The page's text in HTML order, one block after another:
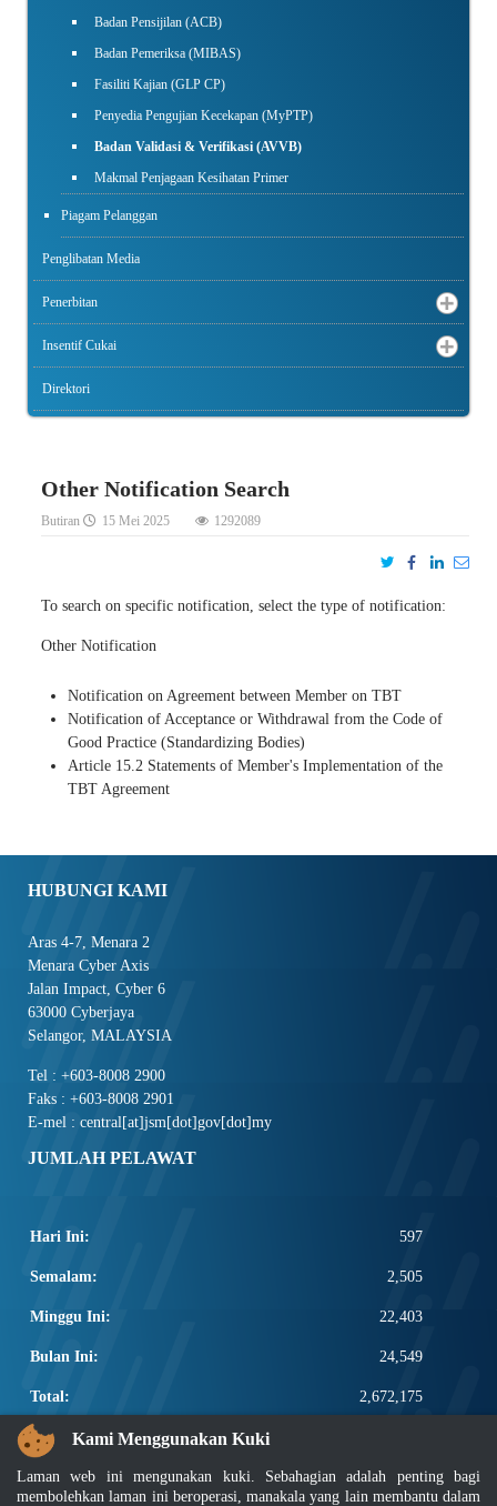
Badan Pensijilan (ACB)
Badan Pemeriksa (MIBAS)
Fasiliti Kajian (GLP CP)
Penyedia Pengujian Kecekapan (MyPTP)
Badan Validasi & Verifikasi (AVVB)
Makmal Penjagaan Kesihatan Primer
Piagam Pelanggan
Penglibatan Media
Penerbitan
Insentif Cukai
Direktori
Other Notification Search
Butiran 15 Mei 2025 1292089
To search on specific notification, select the type of notification:
Other Notification
Notification on Agreement between Member on TBT
Notification of Acceptance or Withdrawal from the Code of
Good Practice (Standardizing Bodies)
Article 15.2 Statements of Member's Implementation of the
TBT Agreement
HUBUNGI KAMI
Aras 4-7, Menara 2
Menara Cyber Axis
Jalan Impact, Cyber 6
63000 Cyberjaya
Selangor, MALAYSIA
Tel : +603-8008 2900
Faks : +603-8008 2901
E-mel : central[at]jsm[dot]gov[dot]my
JUMLAH PELAWAT
Hari Ini: 597
Semalam: 2,505
Minggu Ini: 22,403
Bulan Ini: 24,549
Total: 2,672,175
PAUTAN POPULAR
Elektroteknikal, ICT dan Pembinaan
Kami Menggunakan Kuki
Laman web ini mengunakan kuki. Sebahagian adalah penting bagi
membolehkan laman ini beroperasi, manakala yang lain membantu dalam